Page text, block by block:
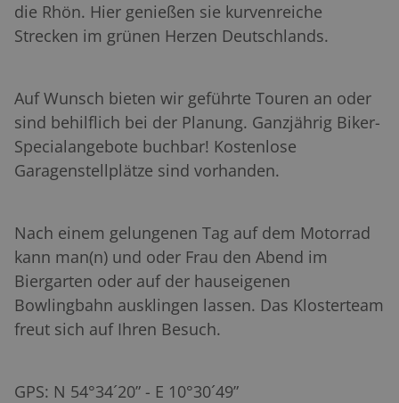
die Rhön. Hier genießen sie kurvenreiche
Strecken im grünen Herzen Deutschlands.
Auf Wunsch bieten wir geführte Touren an oder
sind behilflich bei der Planung. Ganzjährig Biker-
Specialangebote buchbar! Kostenlose
Garagenstellplätze sind vorhanden.
Nach einem gelungenen Tag auf dem Motorrad
kann man(n) und oder Frau den Abend im
Biergarten oder auf der hauseigenen
Bowlingbahn ausklingen lassen. Das Klosterteam
freut sich auf Ihren Besuch.
GPS: N 54°34´20” - E 10°30´49”